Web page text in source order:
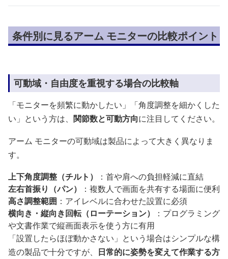
条件別に見るアーム モニターの比較ポイント
可動域・自由度を重視する場合の比較軸
「モニターを頻繁に動かしたい」「角度調整を細かくした
い」という方は、 関節数と可動方向に注目してください。
アーム モニターの可動域は製品によって大きく異なりま
す。
上下角度調整（チルト）
：首や肩への負担軽減に直結
左右首振り（パン）
：複数人で画面を共有する場面に便利
高さ調整範囲 ：アイレベルに合わせた設置に必須
横向き・縦向き回転（ローテーション）
：プログラミング
や文書作業で縦画面表示を使う方に有用
「設置したらほぼ動かさない」という場合はシンプルな構
造の製品で十分ですが、 日常的に姿勢を変えて作業する方